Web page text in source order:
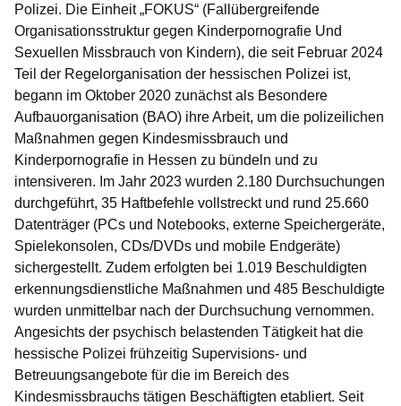
Polizei. Die Einheit „FOKUS“ (Fallübergreifende
Organisationsstruktur gegen Kinderpornografie Und
Sexuellen Missbrauch von Kindern), die seit Februar 2024
Teil der Regelorganisation der hessischen Polizei ist,
begann im Oktober 2020 zunächst als Besondere
Aufbauorganisation (BAO) ihre Arbeit, um die polizeilichen
Maßnahmen gegen Kindesmissbrauch und
Kinderpornografie in Hessen zu bündeln und zu
intensiveren. Im Jahr 2023 wurden 2.180 Durchsuchungen
durchgeführt, 35 Haftbefehle vollstreckt und rund 25.660
Datenträger (PCs und Notebooks, externe Speichergeräte,
Spielekonsolen, CDs/DVDs und mobile Endgeräte)
sichergestellt. Zudem erfolgten bei 1.019 Beschuldigten
erkennungsdienstliche Maßnahmen und 485 Beschuldigte
wurden unmittelbar nach der Durchsuchung vernommen.
Angesichts der psychisch belastenden Tätigkeit hat die
hessische Polizei frühzeitig Supervisions- und
Betreuungsangebote für die im Bereich des
Kindesmissbrauchs tätigen Beschäftigten etabliert. Seit